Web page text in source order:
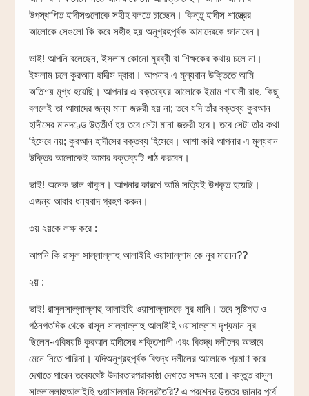
উপস্থাপিত হাদীসগুলোকে সহীহ বলতে চাচ্ছেন। কিন্তু হাদীস শাস্ত্রের
আলোকে সেগুলো কি করে সহীহ হয় অনুগ্রহপূর্বক আমাদেরকে জানাবেন।
ভাই! আপনি বলেছেন, ইসলাম কোনো মুরব্বী বা শিক্ষকের কথায় চলে না।
ইসলাম চলে কুরআন হাদীস দ্বারা। আপনার এ মূল্যবান উক্তিতে আমি
অতিশয় মুগ্ধ হয়েছি। আপনার এ বক্তব্যের আলোকে ইমাম গাযালী রাহ. কিছু
বললেই তা আমাদের জন্য মানা জরুরী হয় না; তবে যদি তাঁর বক্তব্য কুরআন
হাদীসের মানদণ্ডে উত্তীর্ণ হয় তবে সেটা মানা জরুরী হবে। তবে সেটা তাঁর কথা
হিসেবে নয়; কুরআন হাদীসের বক্তব্য হিসেবে। আশা করি আপনার এ মূল্যবান
উক্তির আলোকেই আমার বক্তব্যটি পাঠ করবেন।
ভাই! অনেক ভাল থাকুন। আপনার কারণে আমি সত্যিই উপকৃত হয়েছি।
এজন্য আবার ধন্যবাদ গ্রহণ করুন।
৩য় ২য়কে লক্ষ করে :
আপনি কি রাসূল সাল্লাল্লাহু আলাইহি ওয়াসাল্লাম কে নুর মানেন??
২য় :
ভাই! রাসূলসাল্লাল্লাহু আলাইহি ওয়াসাল্লামকে নূর মানি। তবে সৃষ্টিগত ও
গঠনগতদিক থেকে রাসূল সাল্লাল্লাহু আলাইহি ওয়াসাল্লাম দৃশ্যমান নূর
ছিলেন-এবিষয়টি কুরআন হাদীসের শক্তিশালী এবং বিশুদ্ধ দলীলের অভাবে
মেনে নিতে পারিনা। যদিঅনুগ্রহপূর্বক বিশুদ্ধ দলীলের আলোকে প্রমাণ করে
দেখাতে পারেন তবেযথেষ্ট উদারতারপরাকাষ্ঠা দেখাতে সক্ষম হবো। বস্তুত রাসূল
সাল্লাল্লাহুআলাইহি ওয়াসাল্লাম কিসেরতৈরি? এ প্রশ্নের উত্তর জানার পূর্বে